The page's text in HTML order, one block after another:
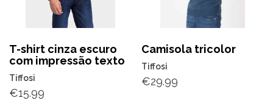
T-shirt cinza escuro
com impressão texto
Tiffosi
€15.99
Camisola tricolor
Tiffosi
€29.99